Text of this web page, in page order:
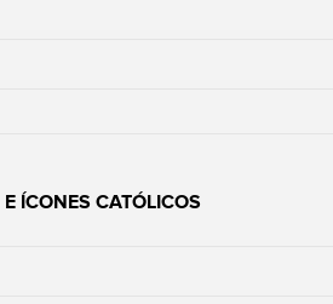
ÍCONES CATÓLICOS